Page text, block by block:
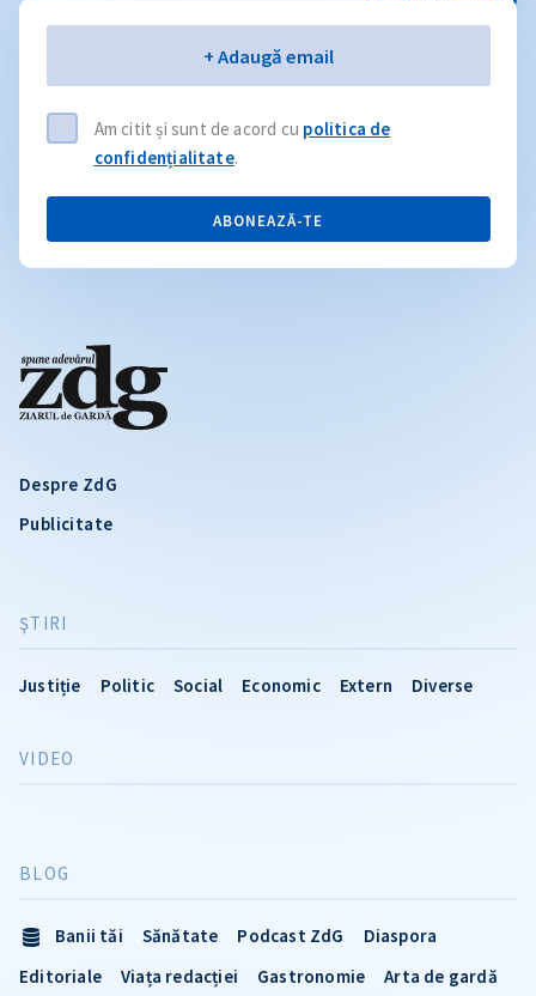
Despre ZdG
Publicitate
ŞTIRI
Justiție Politic Social Economic Extern Diverse
VIDEO
BLOG
Banii tăi Sănătate Podcast ZdG
Diaspora
Editoriale
Viața redacției Gastronomie
Arta de gardă
+ Adaugă email
Am citit și sunt de acord cu politica de
confidențialitate.
ABONEAZĂ-TE